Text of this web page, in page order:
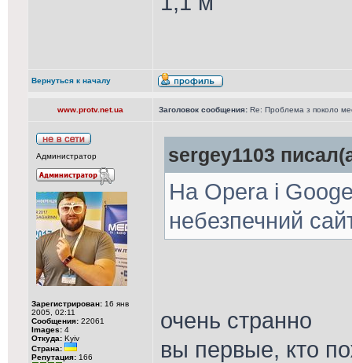
Вернуться к началу
www.protv.net.ua Заголовок сообщения: Re: Проблема з поколо
Администратор
Зарегистрирован: 16 янв
2005, 02:11
Сообщения: 22061
Images: 4
Откуда: Kyiv
Страна:
Репутация: 166
sergey1103
На Opera і
небезпечний
очень странно
вы первые, кто